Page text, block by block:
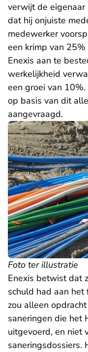
verwijt de eigenaar
dat hij onjuiste
medewerker
een krimp van
Enexis aan te
werkelijkheid
een groei van
op basis van dit
aangevraagd.
Foto ter illustratie
Enexis betwist dat
schuld had aan
zou alleen
saneringen die het
uitgevoerd, en niet
saneringsdossiers.